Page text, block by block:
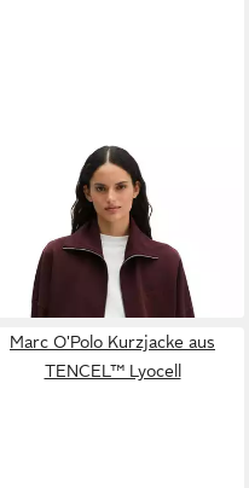
MARC O'POLOSweatjacke
mit recycelter Baumwolle
Marc O'Polo Kurzjacke aus
TENCEL™ Lyocell